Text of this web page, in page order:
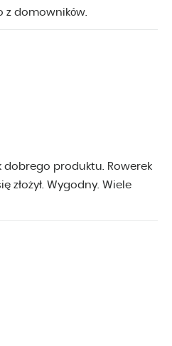
z domowników.
dobrego produktu. Rowerek
złożył. Wygodny. Wiele